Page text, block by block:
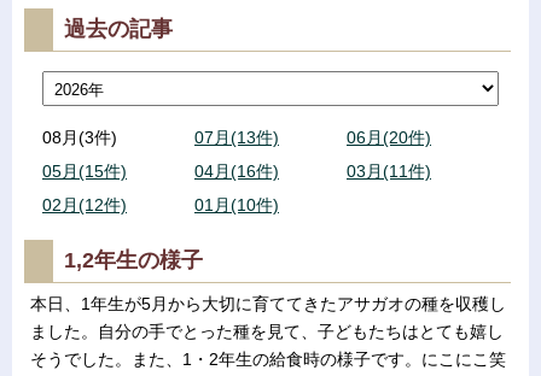
過去の記事
08月(3件) 07月(13件)
06月(20件)
05月(15件)
04月(16件)
03月(11件)
02月(12件)
01月(10件)
1,2年生の様子
本日、1年生が5月から大切に育ててきたアサガオの種を収穫し
ました。自分の手でとった種を見て、子どもたちはとても嬉し
そうでした。また、1・2年生の給食時の様子です。にこにこ笑